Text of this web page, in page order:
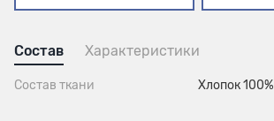
Состав Характеристики
Состав ткани Хлопок 100%